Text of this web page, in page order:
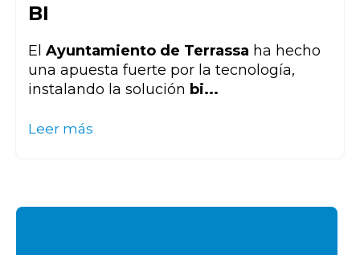
BI
El Ayuntamiento de Terrassa ha hecho
una apuesta fuerte por la tecnología,
instalando la solución bi...
Leer más